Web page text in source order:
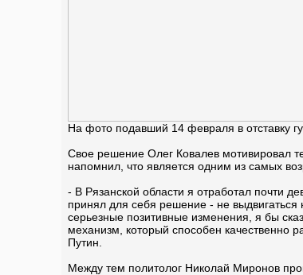
На фото подавший 14 февраля в отставку
Свое решение Олег Ковалев мотивировал
напомнил, что является одним из самых
- В Рязанской области я отработал почти
принял для себя решение - не
серьезные позитивные изменения, я бы
механизм, который способен качественно
Путин.
Между тем политолог Николай Миронов